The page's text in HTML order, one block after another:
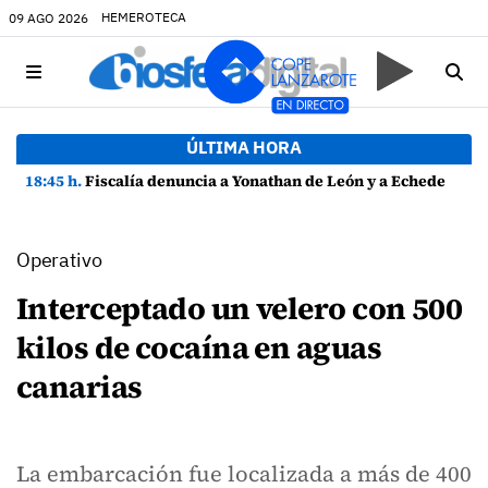
09 AGO 2026 HEMEROTECA
ÚLTIMA HORA
18:45 h.Fiscalía denuncia a Yonathan de León y a Echedey Eugenio por presuntas anomalías en contratos festivos
Operativo
Interceptado un velero con 500
kilos de cocaína en aguas
canarias
La embarcación fue localizada a más de 400